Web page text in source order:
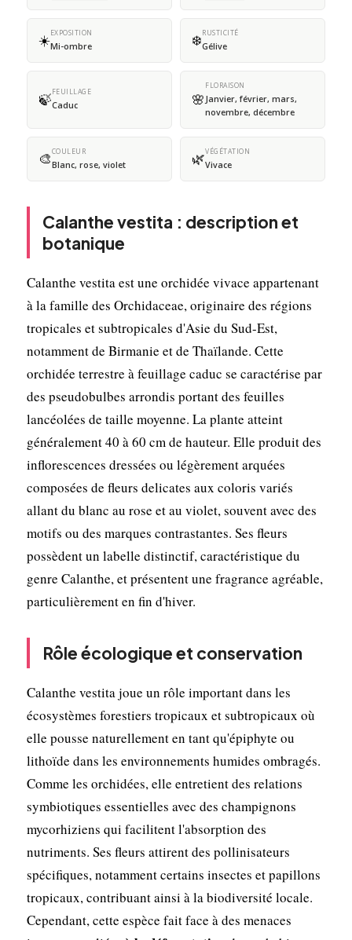
☀️EXPOSITION
Mi-ombre ❄️RUSTICITÉ
Gélive
🍃FEUILLAGE
Caduc 🌸
FLORAISON
Janvier, février, mars,
novembre, décembre
🎨COULEUR
Blanc, rose, violet 🌿VÉGÉTATION
Vivace
Calanthe vestita : description et
botanique
Calanthe vestita est une orchidée vivace appartenant
à la famille des Orchidaceae, originaire des régions
tropicales et subtropicales d'Asie du Sud-Est,
notamment de Birmanie et de Thaïlande. Cette
orchidée terrestre à feuillage caduc se caractérise par
des pseudobulbes arrondis portant des feuilles
lancéolées de taille moyenne. La plante atteint
généralement 40 à 60 cm de hauteur. Elle produit des
inflorescences dressées ou légèrement arquées
composées de fleurs delicates aux coloris variés
allant du blanc au rose et au violet, souvent avec des
motifs ou des marques contrastantes. Ses fleurs
possèdent un labelle distinctif, caractéristique du
genre Calanthe, et présentent une fragrance agréable,
particulièrement en fin d'hiver.
Rôle écologique et conservation
Calanthe vestita joue un rôle important dans les
écosystèmes forestiers tropicaux et subtropicaux où
elle pousse naturellement en tant qu'épiphyte ou
lithoïde dans les environnements humides ombragés.
Comme les orchidées, elle entretient des relations
symbiotiques essentielles avec des champignons
mycorhiziens qui facilitent l'absorption des
nutriments. Ses fleurs attirent des pollinisateurs
spécifiques, notamment certains insectes et papillons
tropicaux, contribuant ainsi à la biodiversité locale.
Cependant, cette espèce fait face à des menaces